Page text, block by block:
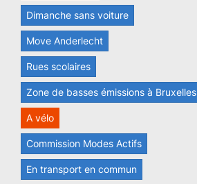
Dimanche sans voiture
Move Anderlecht
Rues scolaires
Zone de basses émissions à Bruxelles
A vélo
Commission Modes Actifs
En transport en commun